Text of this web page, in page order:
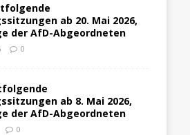
ab 20. Mai 2026,
der AfD-Abgeordneten
0
ab 8. Mai 2026,
der AfD-Abgeordneten
0